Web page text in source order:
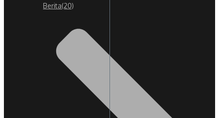
Berita(20)